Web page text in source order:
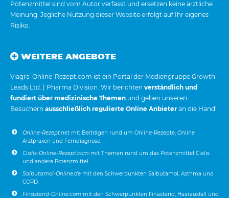
Potenzmittel sind vom Autor verfasst und ersetzen keine ärztliche
Meinung. Jegliche Nutzung dieser Website erfolgt auf Ihr eigenes
Risiko.
WEITERE ANGEBOTE
Viagra-Online-Rezept.com ist ein Portal der Mediengruppe Growth
Leads Ltd. | Pharma Division. Wir berichten verständlich und
fundiert über medizinische Themen und geben unseren
Besuchern ausschließlich regulierte Online Anbieter an die Hand!
Online-Rezept.net mit Beiträgen rund um Online-Rezepte, Online
Arztpraxen und Ferndiagnose.
Cialis-Online-Rezept.com mit Themen rund um das Potenzmittel Cialis
und andere Potenzmittel.
Salbutamol-Online.de mit den Schwerpunkten Salbutamol, Asthma und
COPD.
Finasterid-Online.com mit den Schwerpunkten Finasterid, Haarausfall und